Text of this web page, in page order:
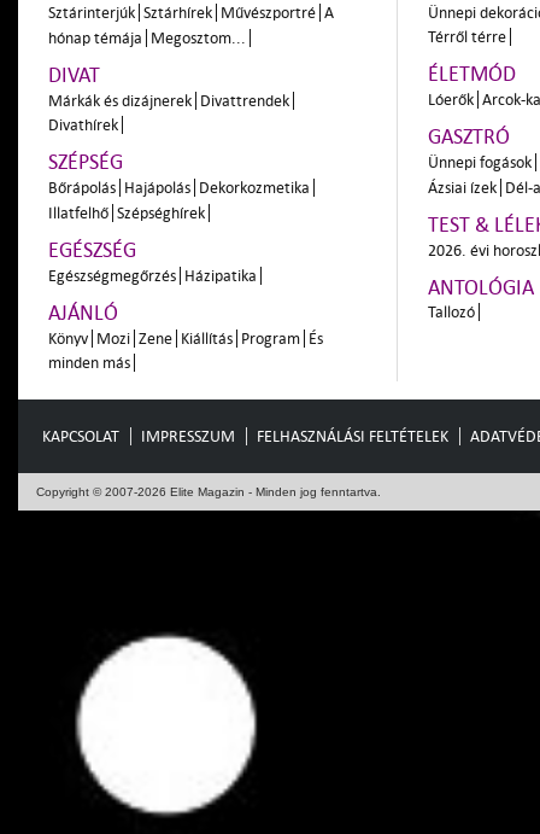
Sztárinterjúk Sztárhírek Művészportré A
hónap témája Megosztom...
DIVAT
Márkák és dizájnerek Divattrendek
Divathírek
SZÉPSÉG
Bőrápolás Hajápolás Dekorkozmetika
Illatfelhő Szépséghírek
EGÉSZSÉG
Egészségmegőrzés Házipatika
AJÁNLÓ
Könyv Mozi Zene Kiállítás Program És
minden más
Ünnepi
Térről térre
ÉLETMÓD
Lóerők Arcok-
GASZTRÓ
Ünnepi fogások
Ázsiai ízek Dél-
TEST &
2026. évi
ANTOLÓGIA
Tallozó
KAPCSOLAT IMPRESSZUM FELHASZNÁLÁSI FELTÉTELEK
Copyright © 2007-2026 Elite Magazin - Minden jog fenntartva.